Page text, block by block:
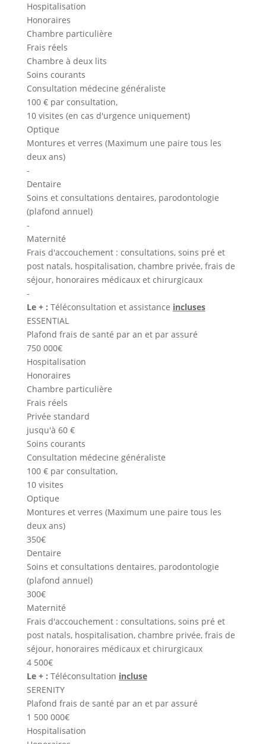
Hospitalisation
Honoraires
Chambre particulière
Frais réels
Chambre à deux lits
Soins courants
Consultation médecine généraliste
100 € par consultation,
10 visites (en cas d'urgence uniquement)
Optique
Montures et verres (Maximum une paire tous les
deux ans)
-
Dentaire
Soins et consultations dentaires, parodontologie
(plafond annuel)
-
Maternité
Frais d'accouchement : consultations, soins pré et
post natals, hospitalisation, chambre privée, frais de
séjour, honoraires médicaux et chirurgicaux
-
Le + : Téléconsultation et assistance incluses
ESSENTIAL
Plafond frais de santé par an et par assuré
750 000€
Hospitalisation
Honoraires
Chambre particulière
Frais réels
Privée standard
jusqu'à 60 €
Soins courants
Consultation médecine généraliste
100 € par consultation,
10 visites
Optique
Montures et verres (Maximum une paire tous les
deux ans)
350€
Dentaire
Soins et consultations dentaires, parodontologie
(plafond annuel)
300€
Maternité
Frais d'accouchement : consultations, soins pré et
post natals, hospitalisation, chambre privée, frais de
séjour, honoraires médicaux et chirurgicaux
4 500€
Le + : Téléconsultation incluse
SERENITY
Plafond frais de santé par an et par assuré
1 500 000€
Hospitalisation